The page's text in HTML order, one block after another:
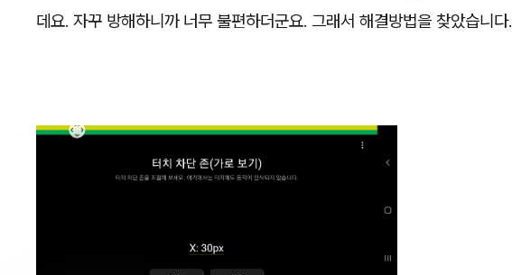
데요. 자꾸 방해하니까 너무 불편하더군요. 그래서 해결방법을 찾았습니다.